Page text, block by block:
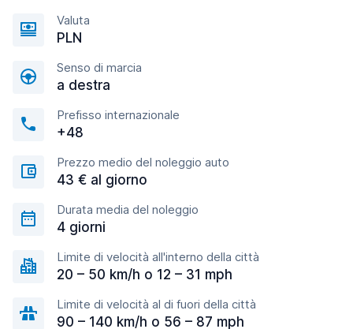
Valuta
PLN
Senso di marcia
a destra
Prefisso internazionale
+48
Prezzo medio del noleggio auto
43 € al giorno
Durata media del noleggio
4 giorni
Limite di velocità all'interno della città
20 – 50 km/h o 12 – 31 mph
Limite di velocità al di fuori della città
90 – 140 km/h o 56 – 87 mph